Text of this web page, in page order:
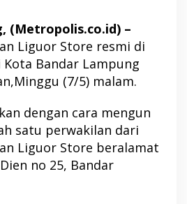
(Metropolis.co.id) –
Liguor Store resmi di
Bandar Lampung
(7/5) malam.
dengan cara mengun
satu perwakilan dari
Liguor Store beralamat
no 25, Bandar